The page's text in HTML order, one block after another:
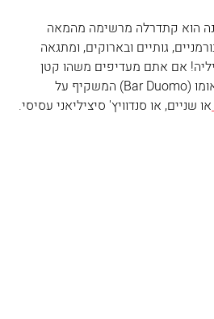
הוא קתדרלה מרשימה מהמאה
גותיים ובארוקים, ומתגאה
אם אתם מעדיפים משהו קטן
וקליל, תוכלו לעצור בבר דואומו (Bar Duomo) המשקיף על
או שניים, או סנדוויץ' סיציליאני עסיסי.